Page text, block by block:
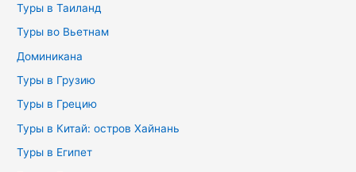
Туры в Таиланд
Туры во Вьетнам
Доминикана
Туры в Грузию
Туры в Грецию
Туры в Китай: остров Хайнань
Туры в Египет